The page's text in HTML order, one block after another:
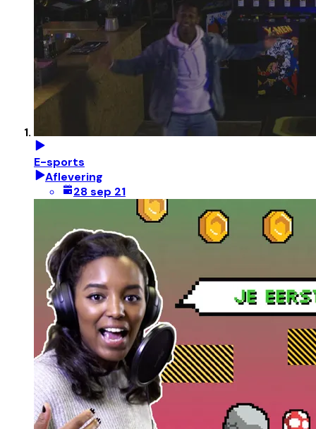
E-sports
Aflevering
28 sep 21